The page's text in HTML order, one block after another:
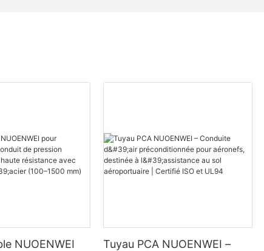
NUOENWEI
Tuyau PCA NUOENWEI –